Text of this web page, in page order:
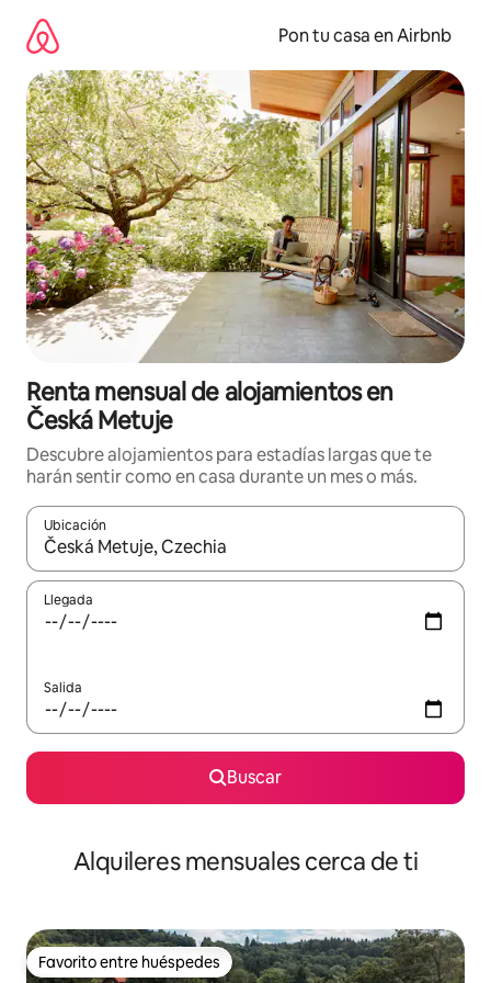
contenido
Pon tu casa en Airbnb
Renta mensual de alojamientos en
Česká Metuje
Descubre alojamientos para estadías largas que te
harán sentir como en casa durante un mes o más.
Ubicación
Cuando los resultados estén disponibles, navega con las
Llegada
Salida
Buscar
Alquileres mensuales cerca de ti
Favorito entre huéspedes
Favorito entre huéspedes